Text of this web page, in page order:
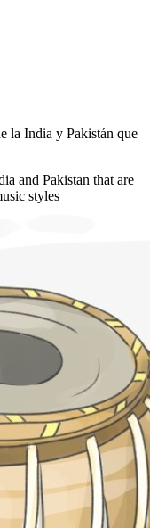
la India y Pakistán que
and Pakistan that are
styles